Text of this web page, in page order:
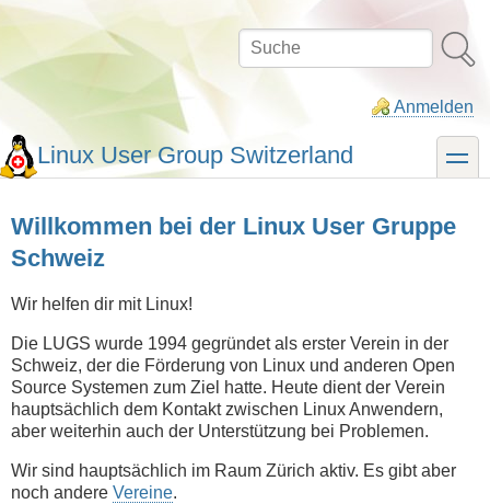
Direkt
Suche
Anmelden
Linux User Group Switzerland toggle
Willkommen bei der Linux User Gruppe
Schweiz
Wir helfen dir mit Linux!
Die LUGS wurde 1994 gegründet als erster Verein in der
Schweiz, der die Förderung von Linux und anderen Open
Source Systemen zum Ziel hatte. Heute dient der Verein
hauptsächlich dem Kontakt zwischen Linux Anwendern,
aber weiterhin auch der Unterstützung bei Problemen.
Wir sind hauptsächlich im Raum Zürich aktiv. Es gibt aber
noch andere Vereine.